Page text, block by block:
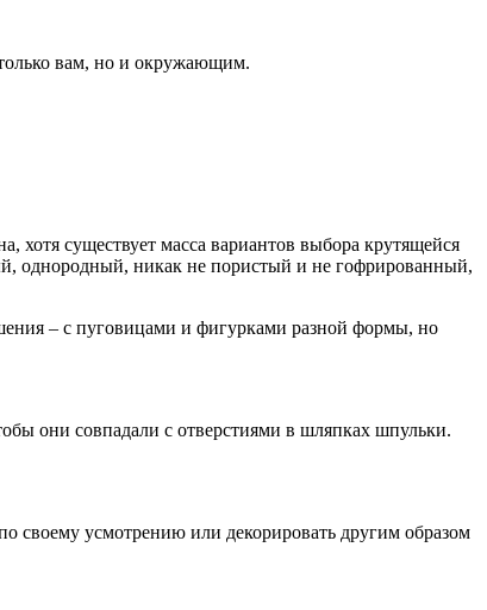
вам, но и окружающим.
существует масса вариантов выбора крутящейся
однородный, никак не пористый и не гофрированный,
– с пуговицами и фигурками разной формы, но
они совпадали с отверстиями в шляпках шпульки.
своему усмотрению или декорировать другим образом